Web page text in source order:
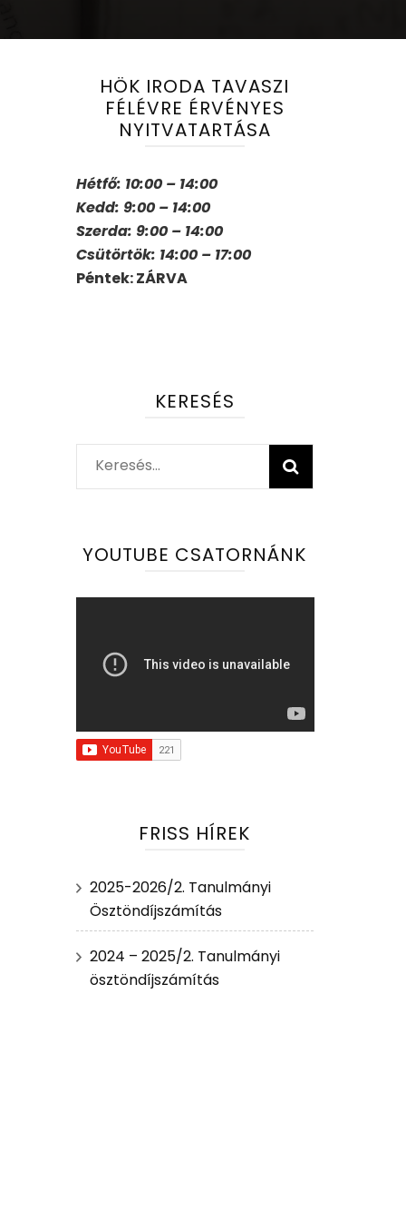
HÖK IRODA TAVASZI
FÉLÉVRE ÉRVÉNYES
NYITVATARTÁSA
Hétfő: 10:00 – 14:00
Kedd: 9:00 – 14:00
Szerda: 9:00 – 14:00
Csütörtök: 14:00 – 17:00
Péntek: ZÁRVA
KERESÉS
Keresés:
YOUTUBE CSATORNÁNK
FRISS HÍREK
2025-2026/2. Tanulmányi
Ösztöndíjszámítás
2024 – 2025/2. Tanulmányi
ösztöndíjszámítás